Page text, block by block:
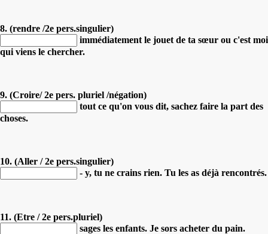
8. (rendre /2e pers.singulier)
immédiatement le jouet de ta sœur ou c'est moi
qui viens le chercher.
9. (Croire/ 2e pers. pluriel /négation)
tout ce qu'on vous dit, sachez faire la part des
choses.
10. (Aller / 2e pers.singulier)
- y, tu ne crains rien. Tu les as déjà rencontrés.
11. (Etre / 2e pers.pluriel)
sages les enfants. Je sors acheter du pain.